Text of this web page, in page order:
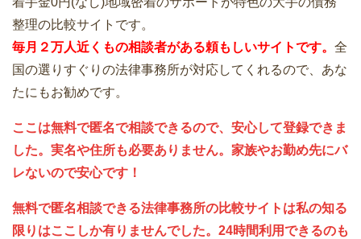
整理の比較サイトです。
毎月２万人近くもの相談者がある頼もしいサイトです。 全
国の選りすぐりの法律事務所が対応してくれるので、あな
たにもお勧めです。
ここは無料で匿名で相談できるので、安心して登録できま
した。実名や住所も必要ありません。家族やお勤め先にバ
レないので安心です！
無料で匿名相談できる法律事務所の比較サイトは私の知る
限りはここしか有りませんでした。24時間利用できるのも